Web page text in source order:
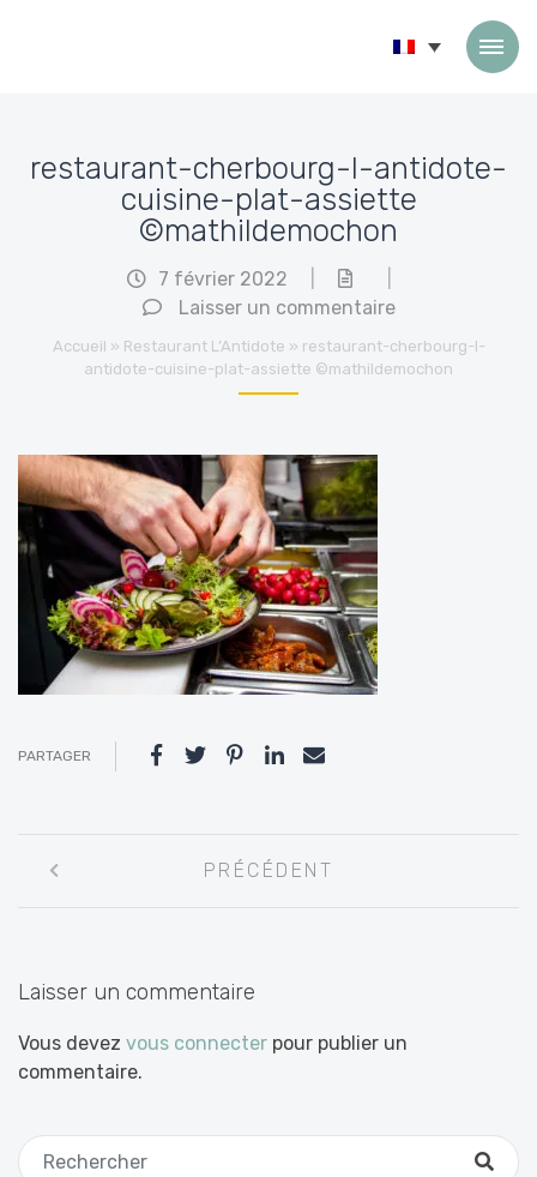
restaurant-cherbourg-l-antidote-
cuisine-plat-assiette
©mathildemochon
7 février 2022
Laisser un commentaire
Accueil » Restaurant L’Antidote » restaurant-cherbourg-l-
antidote-cuisine-plat-assiette ©mathildemochon
PARTAGER
entre
PRÉCÉDENT
Laisser un commentaire
Vous devez vous connecter pour publier un
commentaire.